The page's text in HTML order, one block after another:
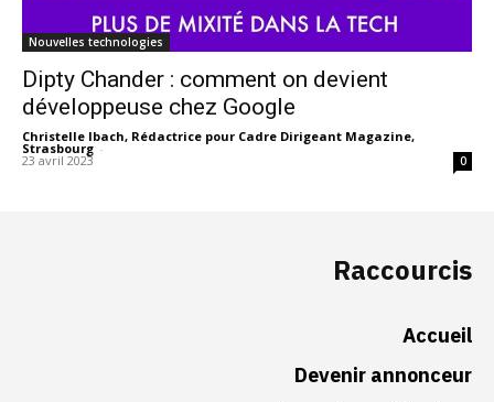
Nouvelles technologies
Dipty Chander : comment on devient
développeuse chez Google
Christelle Ibach, Rédactrice pour Cadre Dirigeant Magazine,
Strasbourg -
23 avril 2023 0
Raccourcis
Accueil
Devenir annonceur